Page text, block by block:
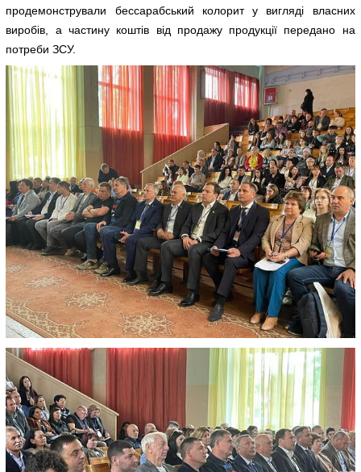
продемонстрували бессарабський колорит у вигляді власних
виробів, а частину коштів від продажу продукції передано на
потреби ЗСУ.